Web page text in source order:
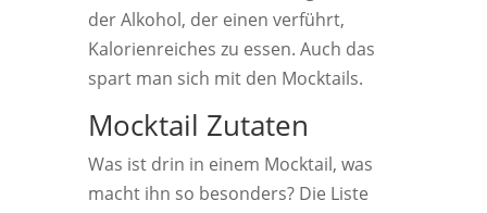
der Alkohol, der einen verführt,
Kalorienreiches zu essen. Auch das
spart man sich mit den Mocktails.
Mocktail Zutaten
Was ist drin in einem Mocktail, was
macht ihn so besonders? Die Liste